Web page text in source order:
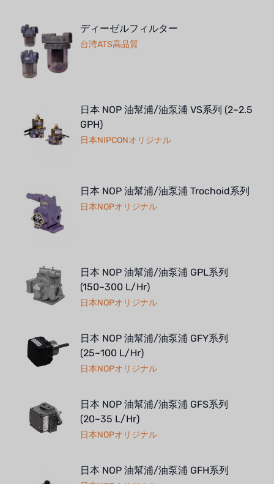
ディーゼルフィルター
台湾ATS高品質
日本 NOP 油幫浦/油泵浦 VS系列 (2~2.5
GPH)
日本NIPCONオリジナル
日本 NOP 油幫浦/油泵浦 Trochoid系列
日本NOPオリジナル
日本 NOP 油幫浦/油泵浦 GPL系列
(150~300 L/Hr)
日本NOPオリジナル
日本 NOP 油幫浦/油泵浦 GFY系列
(25~100 L/Hr)
日本NOPオリジナル
日本 NOP 油幫浦/油泵浦 GFS系列
(20~35 L/Hr)
日本NOPオリジナル
日本 NOP 油幫浦/油泵浦 GFH系列